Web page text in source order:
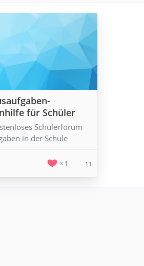
für Schüler
Schülerforum
in der Schule
1 11